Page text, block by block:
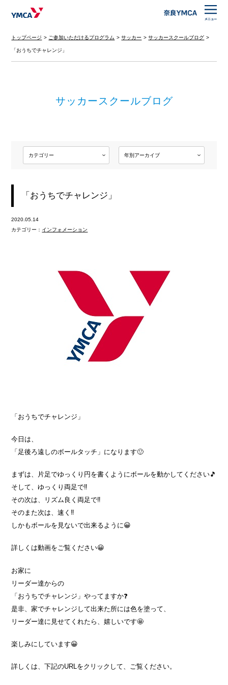
トップページ ご参加いただけるプログラム サッカー サッカースクールブログ
「おうちでチャレンジ」
サッカースクールブログ
「おうちでチャレンジ」
2020.05.14
カテゴリー： インフォメーション
「おうちでチャレンジ」
今日は、
「足後ろ遠しのボールタッチ」になります🙂
まずは、片足でゆっくり円を書くようにボールを動かしてください🎵
そして、ゆっくり両足で‼️
その次は、リズム良く両足で‼️
そのまた次は、速く‼️
しかもボールを見ないで出来るように😀
詳しくは動画をご覧ください😀
お家に
リーダー達からの
「おうちでチャレンジ」やってますか❓️
是非、家でチャレンジして出来た所には色を塗って、
リーダー達に見せてくれたら、嬉しいです🤩
楽しみにしています😀
詳しくは、下記のURLをクリックして、ご覧ください。